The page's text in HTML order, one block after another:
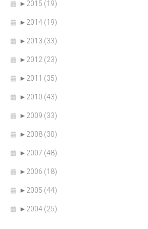
► 2015 (19)
► 2014 (19)
► 2013 (33)
► 2012 (23)
► 2011 (35)
► 2010 (43)
► 2009 (33)
► 2008 (30)
► 2007 (48)
► 2006 (18)
► 2005 (44)
► 2004 (25)